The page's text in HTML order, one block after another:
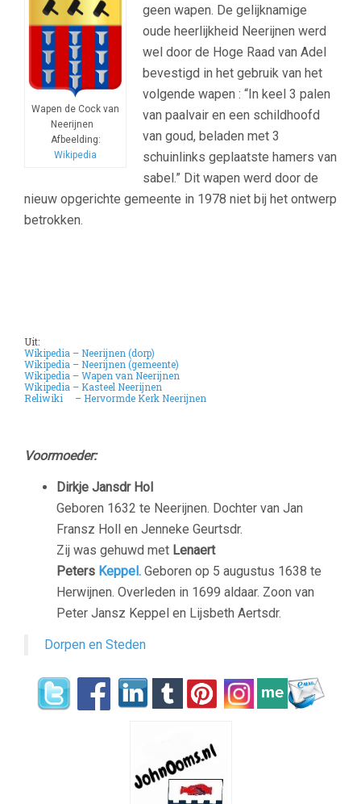
Wapen de Cock van
Neerijnen
Afbeelding:
Wikipedia
geen wapen. De gelijknamige
oude heerlijkheid Neerijnen werd
wel door de Hoge Raad van Adel
bevestigd in het gebruik van het
volgende wapen : “In keel 3 palen
van paalvair en een schildhoofd
van goud, beladen met 3
schuinlinks geplaatste hamers van
sabel.” Dit wapen werd door de
nieuw opgerichte gemeente in 1978 niet bij het ontwerp
betrokken.
Uit:
Wikipedia – Neerijnen (dorp)
Wikipedia – Neerijnen (gemeente)
Wikipedia – Wapen van Neerijnen
Wikipedia – Kasteel Neerijnen
Reliwiki – Hervormde Kerk Neerijnen
Voormoeder:
Dirkje Jansdr Hol
Geboren 1632 te Neerijnen. Dochter van Jan
Fransz Holl en Jenneke Geurtsdr.
Zij was gehuwd met Lenaert
Peters Keppel. Geboren op 5 augustus 1638 te
Herwijnen. Overleden in 1699 aldaar. Zoon van
Peter Jansz Keppel en Lijsbeth Aertsdr.
Dorpen en Steden